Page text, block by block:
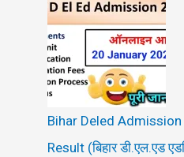
Bihar Deled
Result (बिहार डी.एल.एड